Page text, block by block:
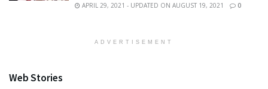
APRIL 29, 2021 - UPDATED ON AUGUST 19, 2021
0
ADVERTISEMENT
Web Stories